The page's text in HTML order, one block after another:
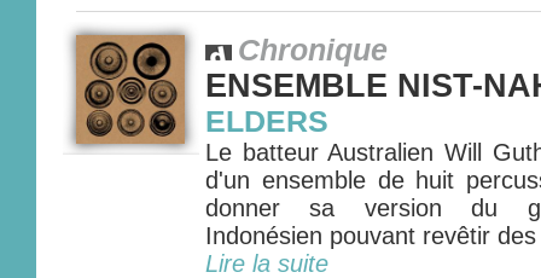
Chronique
ENSEMBLE NIST-
ELDERS
Le batteur Australien Will
d'un ensemble de huit
donner sa version du
Indonésien pouvant revêtir
Lire la suite